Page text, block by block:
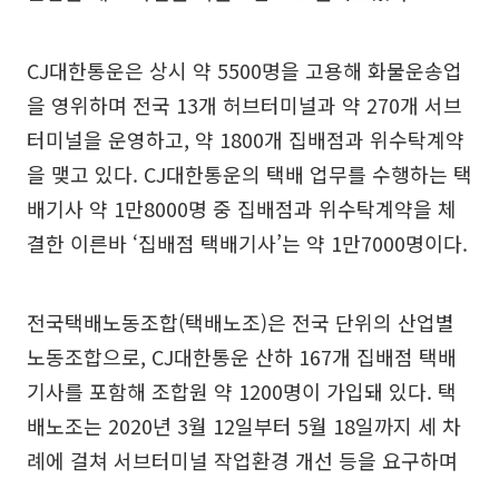
CJ대한통운은 상시 약 5500명을 고용해 화물운송업
을 영위하며 전국 13개 허브터미널과 약 270개 서브
터미널을 운영하고, 약 1800개 집배점과 위수탁계약
을 맺고 있다. CJ대한통운의 택배 업무를 수행하는 택
배기사 약 1만8000명 중 집배점과 위수탁계약을 체
결한 이른바 ‘집배점 택배기사’는 약 1만7000명이다.
전국택배노동조합(택배노조)은 전국 단위의 산업별
노동조합으로, CJ대한통운 산하 167개 집배점 택배
기사를 포함해 조합원 약 1200명이 가입돼 있다. 택
배노조는 2020년 3월 12일부터 5월 18일까지 세 차
례에 걸쳐 서브터미널 작업환경 개선 등을 요구하며